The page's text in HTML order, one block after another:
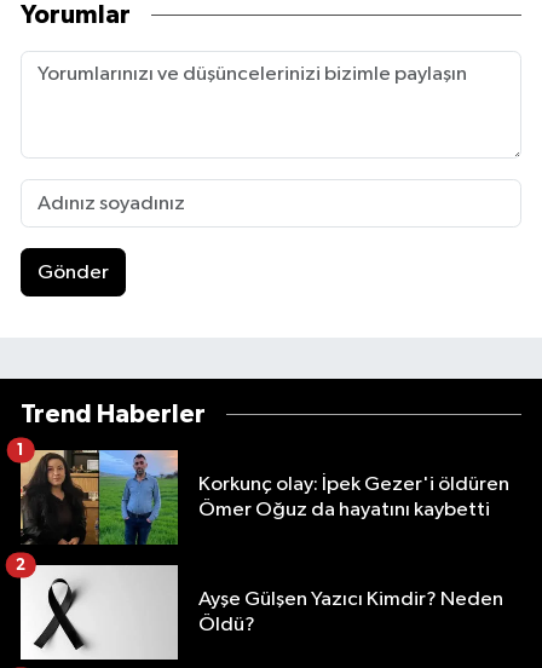
Yorumlar
Gönder
Trend Haberler
Korkunç olay: İpek Gezer'i öldüren
Ömer Oğuz da hayatını kaybetti
1
Ayşe Gülşen Yazıcı Kimdir? Neden
Öldü?
2